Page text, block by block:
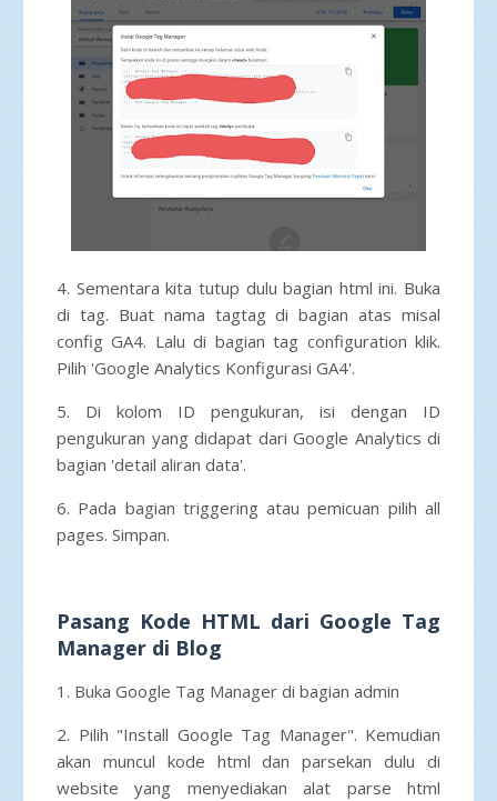
4. Sementara kita tutup dulu bagian html ini. Buka
di tag. Buat nama tagtag di bagian atas misal
config GA4. Lalu di bagian tag configuration klik.
Pilih 'Google Analytics Konfigurasi GA4'.
5. Di kolom ID pengukuran, isi dengan ID
pengukuran yang didapat dari Google Analytics di
bagian 'detail aliran data'.
6. Pada bagian triggering atau pemicuan pilih all
pages. Simpan.
Pasang Kode HTML dari Google Tag
Manager di Blog
1. Buka Google Tag Manager di bagian admin
2. Pilih "Install Google Tag Manager". Kemudian
akan muncul kode html dan parsekan dulu di
website yang menyediakan alat parse html